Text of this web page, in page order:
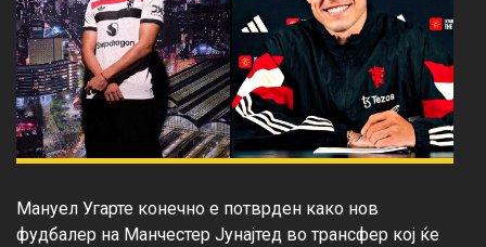
Мануел Угарте конечно е потврден како нов
фудбалер на Манчестер Јунајтед во трансфер кој ќе